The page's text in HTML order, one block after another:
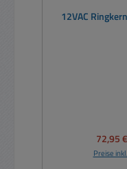
12VAC
72,95 €
Preise